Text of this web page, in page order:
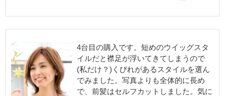
4台目の購入です。短めのウイッグスタ
イルだと襟足が浮いてきてしまうので
(私だけ？)くびれがあるスタイルを選ん
でみました。写真よりも全体的に長め
で、前髪はセルフカットしました。気に